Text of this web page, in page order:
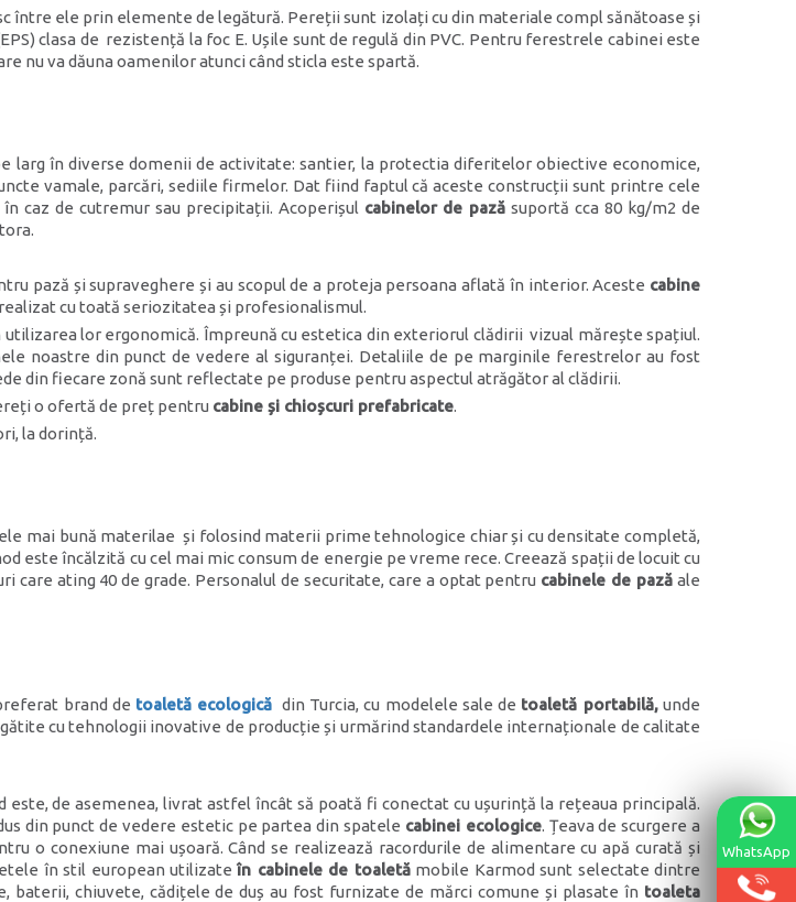
între ele prin elemente de legătură. Pereții sunt izolați cu din materiale compl sănătoase și
clasa de rezistență la foc E. Ușile sunt de regulă din PVC. Pentru ferestrele cabinei este
nu va dăuna oamenilor atunci când sticla este spartă.
larg în diverse domenii de activitate: santier, la protectia diferitelor obiective economice,
vamale, parcări, sediile firmelor. Dat fiind faptul că aceste construcții sunt printre cele
caz de cutremur sau precipitații. Acoperișul cabinelor de pază suportă cca 80 kg/m2 de
pază și supraveghere și au scopul de a proteja persoana aflată în interior. Aceste cabine
cu toată seriozitatea și profesionalismul.
lor ergonomică. Împreună cu estetica din exteriorul clădirii vizual mărește spațiul.
noastre din punct de vedere al siguranței. Detaliile de pe marginile ferestrelor au fost
din fiecare zonă sunt reflectate pe produse pentru aspectul atrăgător al clădirii.
o ofertă de preț pentru cabine și chioșcuri prefabricate.
la dorință.
mai bună materilae și folosind materii prime tehnologice chiar și cu densitate completă,
este încălzită cu cel mai mic consum de energie pe vreme rece. Creează spații de locuit cu
ating 40 de grade. Personalul de securitate, care a optat pentru cabinele de pază ale
brand de toaletă ecologică din Turcia, cu modelele sale de toaletă portabilă,unde
cu tehnologii inovative de producție și urmărind standardele internaționale de calitate
de asemenea, livrat astfel încât să poată fi conectat cu ușurință la rețeaua principală.
din punct de vedere estetic pe partea din spatele cabinei ecologice. Țeava de scurgere a
o conexiune mai ușoară. Când se realizează racordurile de alimentare cu apă curată și
în stil european utilizateîn cabinele de toaletămobile Karmod sunt selectate dintre
chiuvete, cădițele de duș au fost furnizate de mărci comune și plasate în toaleta
WhatsApp